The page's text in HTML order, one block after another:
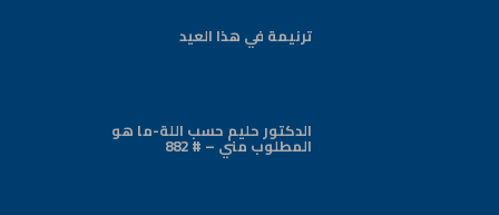
ترنيمة في هذا العيد
الدكتور حليم حسب اللة-ما هو
المطلوب مني – # 882